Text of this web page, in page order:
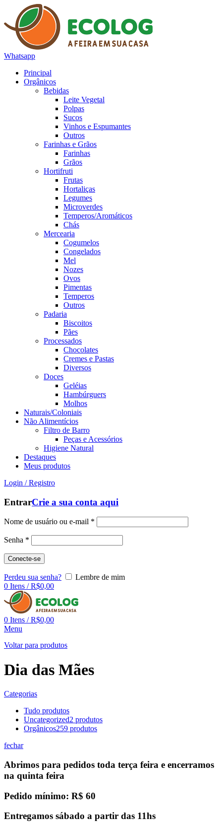
Whatsapp
Principal
Orgânicos
Bebidas
Leite Vegetal
Polpas
Sucos
Vinhos e Espumantes
Outros
Farinhas e Grãos
Farinhas
Grãos
Hortifruti
Frutas
Hortaliças
Legumes
Microverdes
Temperos/Aromáticos
Chás
Mercearia
Cogumelos
Congelados
Mel
Nozes
Ovos
Pimentas
Temperos
Outros
Padaria
Biscoitos
Pães
Processados
Chocolates
Cremes e Pastas
Diversos
Doces
Geléias
Hambúrguers
Molhos
Naturais/Coloniais
Não Alimentícios
Filtro de Barro
Peças e Acessórios
Higiene Natural
Destaques
Meus produtos
Login / Registro
EntrarCrie a sua conta aqui
Nome de usuário ou e-mail *
Senha *
Conecte-se
Perdeu sua senha?
Lembre de mim
0 Itens / R$0,00
0 Itens / R$0,00
Menu
Voltar para produtos
Dia das Mães
Categorias
Tudo produtos
Uncategorized2 produtos
Orgânicos259 produtos
fechar
Abrimos para pedidos toda terça feira e encerramos
na quinta feira
Pedido mínimo: R$ 60
Entregamos sábado a partir das 11hs